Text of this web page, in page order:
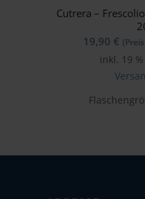
Cutrera –
19,90 €
inkl. 19